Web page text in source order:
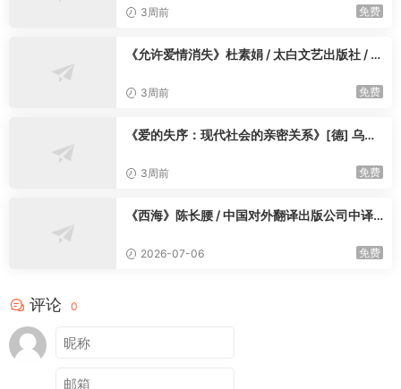
3周前 免费
《允许爱情消失》杜素娟 / 太白文艺出版社 / 2
3周前 免费
《爱的失序：现代社会的亲密关系》[德] 乌尔
苏峰山 / 魏书娥 / 陈雅馨 / 广西师范大学出版社
3周前 免费
《西海》陈长腰 / 中国对外翻译出版公司中译
2026-07-06 免费
评论 0